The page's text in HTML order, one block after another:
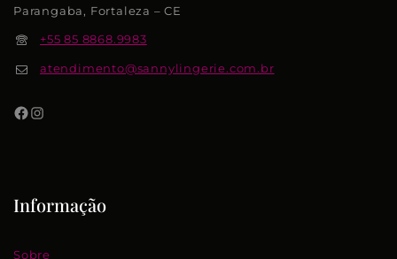
Parangaba, Fortaleza – CE
+55 85 8868.9983
atendimento@sannylingerie.com.br
Informação
Sobre